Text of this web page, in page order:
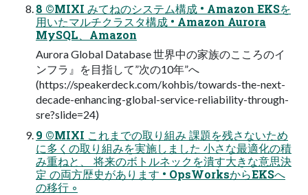
8 ©MIXI みてねのシステム構成 • Amazon EKSを
⽤いたマルチクラスタ構成 • Amazon Aurora
MySQL、Amazon
Aurora Global Database 世界中の家族のこころのイ
ンフラ』を⽬指して”次の10年”へ
(https://speakerdeck.com/kohbis/towards-the-next-
decade-enhancing-global-service-reliability-through-
sre?slide=24)
9 ©MIXI これまでの取り組み 課題を残さないため
に多くの取り組みを実施しました 小さな最適化の積
み重ねと、 将来のボトルネックを潰す大きな意思決
定 の両方歴史があります • OpsWorksからEKSへ
の移行 ◦